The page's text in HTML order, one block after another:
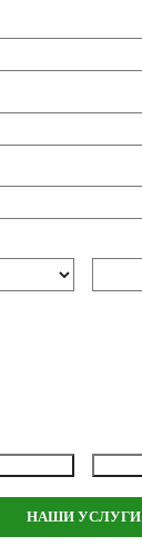
НАШИ УСЛУГИ